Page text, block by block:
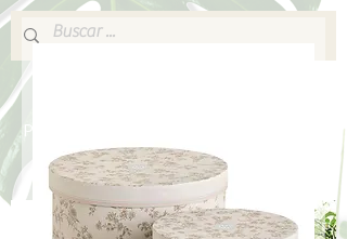
Portes pagados a partir de 80€
lafabricadelsperfums@gmail.com